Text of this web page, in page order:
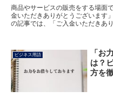
商品やサービスの販売をする場面
金いただきありがとうございます
の記事では、「ご入金いただきあ
ビジネス用語
「お
は？
方を